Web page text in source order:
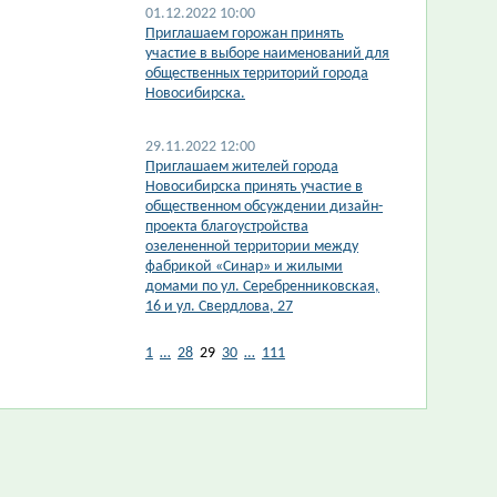
01.12.2022 10:00
Приглашаем горожан принять
участие в выборе наименований для
общественных территорий города
Новосибирска.
29.11.2022 12:00
Приглашаем жителей города
Новосибирска принять участие в
общественном обсуждении дизайн-
проекта благоустройства
озелененной территории между
фабрикой «Синар» и жилыми
домами по ул. Серебренниковская,
16 и ул. Свердлова, 27
1 … 28 29 30 … 111